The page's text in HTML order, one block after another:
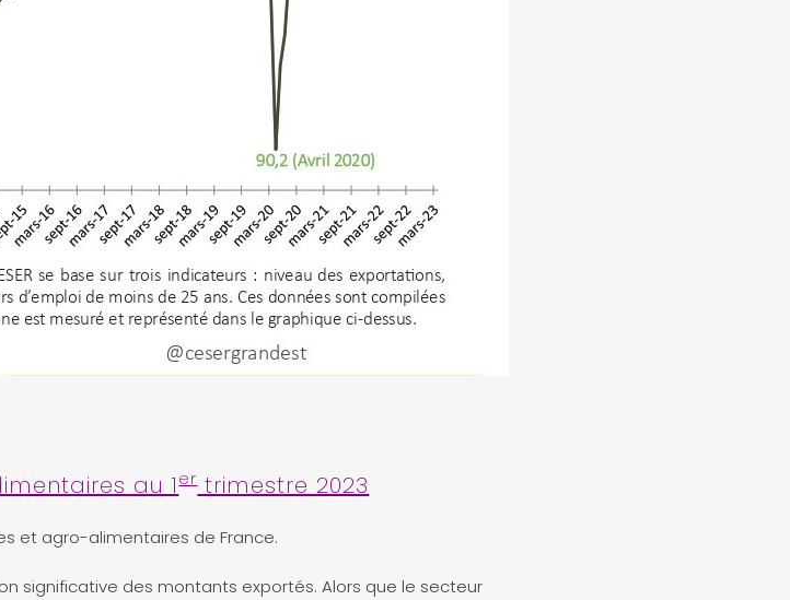
au 1ertrimestre 2023
et agro-alimentaires de France.
significative des montants exportés. Alors que le secteur